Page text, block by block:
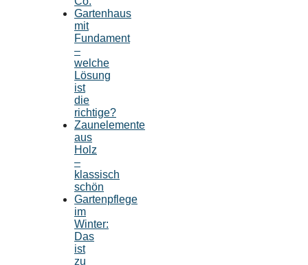
Gartenhaus
mit
Fundament
–
welche
Lösung
ist
die
richtige?
Zaunelemente
aus
Holz
–
klassisch
schön
Gartenpflege
im
Winter:
Das
ist
zu